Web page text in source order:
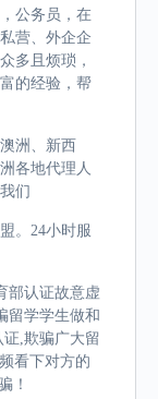
公务员，在
营、外企企
多且烦琐，
的经验，帮
洲、新西
各地代理人
们
。24小时服
部认证故意虚
留学学生做和
,欺骗广大留
看下对方的
！